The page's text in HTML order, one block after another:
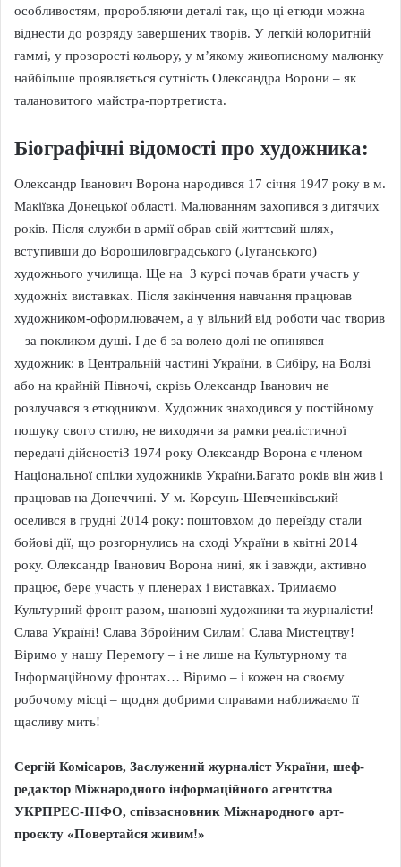
особливостям, проробляючи деталі так, що ці етюди можна
віднести до розряду завершених творів. У легкій колоритній
гаммі, у прозорості кольору, у м’якому живописному малюнку
найбільше проявляється сутність Олександра Ворони – як
талановитого майстра-портретиста.
Біографічні відомості про художника:
Олександр Іванович Ворона народився 17 січня 1947 року в м.
Макіївка Донецької області. Малюванням захопився з дитячих
років. Після служби в армії обрав свій життєвий шлях,
вступивши до Ворошиловградського (Луганського)
художнього училища. Ще на 3 курсі почав брати участь у
художніх виставках. Після закінчення навчання працював
художником-оформлювачем, а у вільний від роботи час творив
– за покликом душі. І де б за волею долі не опинявся
художник: в Центральній частині України, в Сибіру, на Волзі
або на крайній Півночі, скрізь Олександр Іванович не
розлучався з етюдником. Художник знаходився у постійному
пошуку свого стилю, не виходячи за рамки реалістичної
передачі дійсностіЗ 1974 року Олександр Ворона є членом
Національної спілки художників України.Багато років він жив і
працював на Донеччині. У м. Корсунь-Шевченківський
оселився в грудні 2014 року: поштовхом до переїзду стали
бойові дії, що розгорнулись на сході України в квітні 2014
року. Олександр Іванович Ворона нині, як і завжди, активно
працює, бере участь у пленерах і виставках. Тримаємо
Культурний фронт разом, шановні художники та журналісти!
Слава Україні! Слава Збройним Силам! Слава Мистецтву!
Віримо у нашу Перемогу – і не лише на Культурному та
Інформаційному фронтах… Віримо – і кожен на своєму
робочому місці – щодня добрими справами наближаємо її
щасливу мить!
Сергій Комісаров, Заслужений журналіст України, шеф-
редактор Міжнародного інформаційного агентства
УКРПРЕС-ІНФО, співзасновник Міжнародного арт-
проєкту «Повертайся живим!»